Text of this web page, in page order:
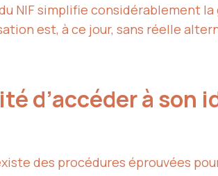
NIF simplifie considérablement
est, à ce jour, sans réelle
d’accéder à son
des procédures éprouvées